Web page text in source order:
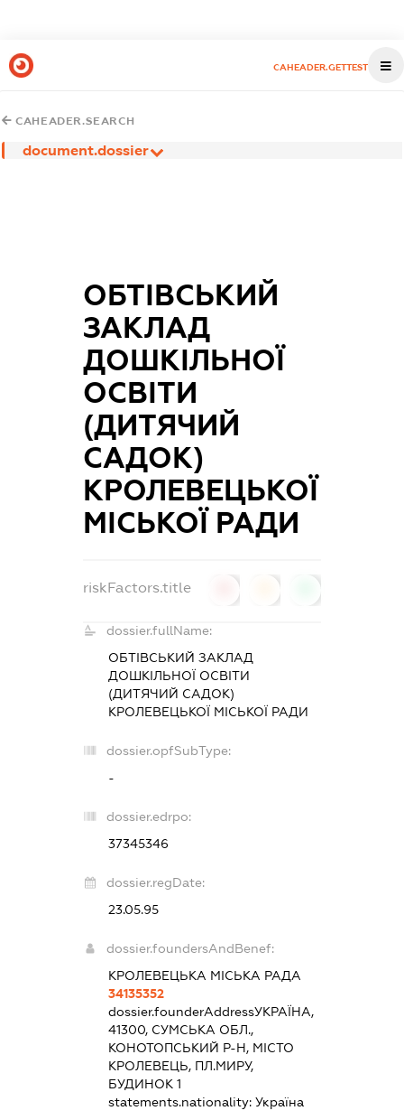
CAHEADER.GETTEST
CAHEADER.SEARCH
document.dossier
ОБТІВСЬКИЙ
ЗАКЛАД
ДОШКІЛЬНОЇ
ОСВІТИ
(ДИТЯЧИЙ
САДОК)
КРОЛЕВЕЦЬКОЇ
МІСЬКОЇ РАДИ
riskFactors.title
dossier.fullName:
ОБТІВСЬКИЙ ЗАКЛАД
ДОШКІЛЬНОЇ ОСВІТИ
(ДИТЯЧИЙ САДОК)
КРОЛЕВЕЦЬКОЇ МІСЬКОЇ РАДИ
dossier.opfSubType:
-
dossier.edrpo:
37345346
dossier.regDate:
23.05.95
dossier.foundersAndBenef:
КРОЛЕВЕЦЬКА МІСЬКА РАДА
34135352
dossier.founderAddressУКРАЇНА,
41300, СУМСЬКА ОБЛ.,
КОНОТОПСЬКИЙ Р-Н, МІСТО
КРОЛЕВЕЦЬ, ПЛ.МИРУ,
БУДИНОК 1
statements.nationality: Україна